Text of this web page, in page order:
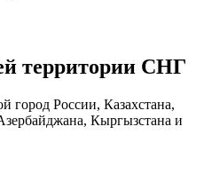
территории СНГ
город России, Казахстана,
Кыргызстана и